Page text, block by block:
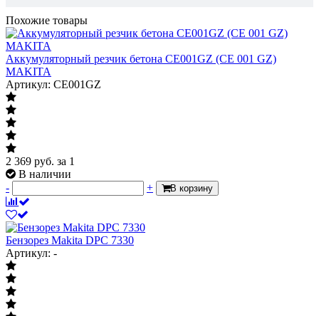
Похожие товары
Аккумуляторный резчик бетона CE001GZ (CE 001 GZ)
MAKITA
Артикул: CE001GZ
2 369 руб. за 1
В наличии
-
+ В корзину
Бензорез Makita DPC 7330
Артикул: -